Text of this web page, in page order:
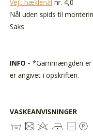
Vejl. hæklenål nr. 4,0
Nål uden spids til
Saks
INFO - *Garnmængden
er angivet i opskriften.
VASKEANVISNINGER